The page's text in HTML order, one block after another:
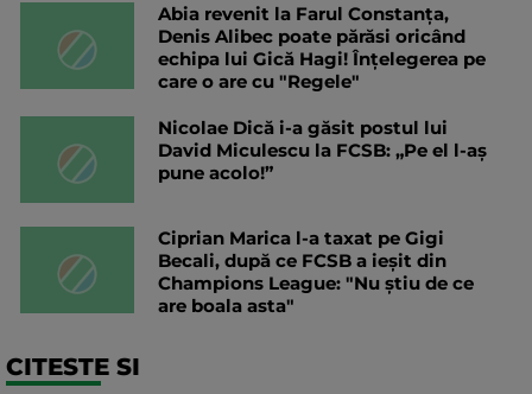
Abia revenit la Farul Constanța,
Denis Alibec poate părăsi oricând
echipa lui Gică Hagi! Înțelegerea pe
care o are cu "Regele"
Nicolae Dică i-a găsit postul lui
David Miculescu la FCSB: „Pe el l-aș
pune acolo!”
Ciprian Marica l-a taxat pe Gigi
Becali, după ce FCSB a ieșit din
Champions League: "Nu știu de ce
are boala asta"
CITESTE SI